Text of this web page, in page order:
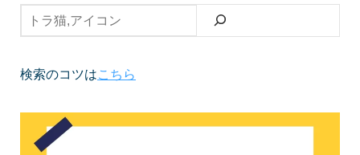
検索のコツはこちら